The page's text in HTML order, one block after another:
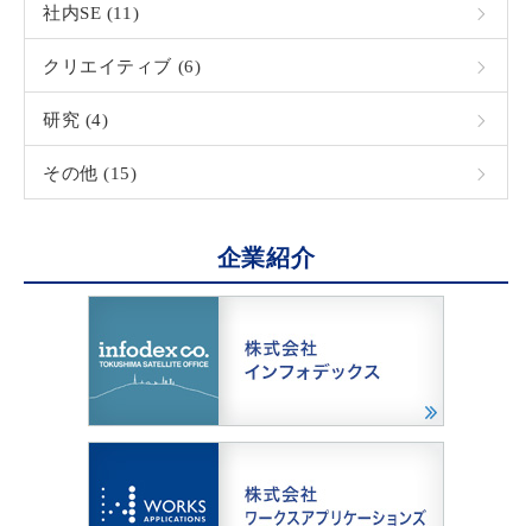
社内SE (11)
クリエイティブ (6)
研究 (4)
その他 (15)
企業紹介